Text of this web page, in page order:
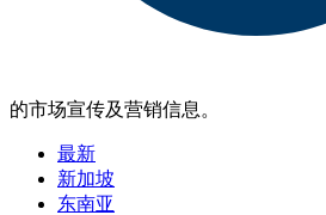
的市场宣传及营销信息。
最新
新加坡
东南亚